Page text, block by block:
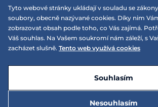
Doprava a platba
Vrácení a výměna zboží
Reklamace
Obchodní podmínky
Podmínky EQS věrnostního klubu
On-line katalogy
Dotace
Naše prodejny
EQS Rudná
EQS Praha 9 - Letňany
Nyní zavřeno ‧ otevřeno od 09:00, Po
Tyto webové stránky ukládají v souladu se
soubory, obecně nazývané cookies. Díky nim
zobrazovat obsah podle toho, co Vás zajímá.
Váš souhlas. Na Vašem soukromí nám záleží, s
zacházet slušně. Tento web využívá cookies
Nesouhlasím
Souhlasím